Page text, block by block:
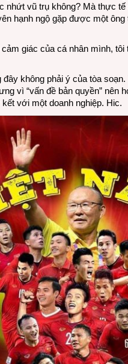
nhứt vũ trụ không? Mà thực
hạnh ngộ gặp được một
giác của cá nhân mình,
đây không phải ý của tòa
vì “vấn đề bản quyền” nên
với một doanh nghiệp. Hic.